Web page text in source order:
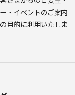
・イベントのご案内
目的に利用いたしま
しません。
ールに設定したリ
社が運営・開設する